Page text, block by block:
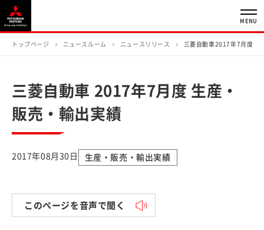
MENU
トップページ ニュースルーム ニュースリリース 三菱自動車2017年7月度生
三菱自動車 2017年7月度 生産・
販売・輸出実績
2017年08月30日 生産・販売・輸出実績
このページを音声で聞く